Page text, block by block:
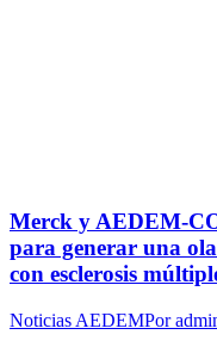
Merck y AEDEM-
para generar una
con esclerosis
Noticias AEDEMPor